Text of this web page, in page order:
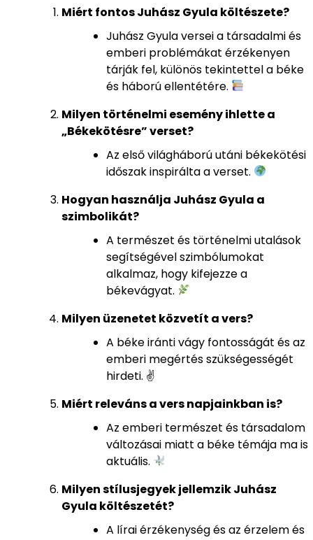
Miért fontos Juhász Gyula költészete?
Juhász Gyula versei a társadalmi és
emberi problémákat érzékenyen
tárják fel, különös tekintettel a béke
és háború ellentétére.
Milyen történelmi esemény ihlette a
„Békekötésre” verset?
Az első világháború utáni békekötési
időszak inspirálta a verset.
Hogyan használja Juhász Gyula a
szimbolikát?
A természet és történelmi utalások
segítségével szimbólumokat
alkalmaz, hogy kifejezze a
békevágyat.
Milyen üzenetet közvetít a vers?
A béke iránti vágy fontosságát és az
emberi megértés szükségességét
hirdeti. ✌️
Miért releváns a vers napjainkban is?
Az emberi természet és társadalom
változásai miatt a béke témája ma is
aktuális.
Milyen stílusjegyek jellemzik Juhász
Gyula költészetét?
A lírai érzékenység és az érzelem és